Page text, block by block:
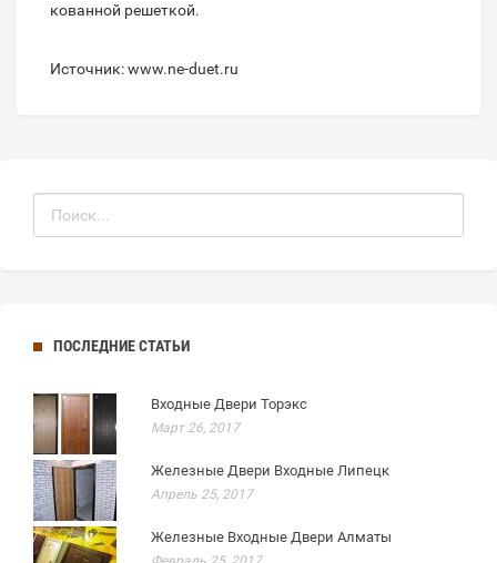
кованной решеткой.
Источник: www.ne-duet.ru
ПОСЛЕДНИЕ СТАТЬИ
Входные Двери Торэкс
Март 26, 2017
Железные Двери Входные Липецк
Апрель 25, 2017
Железные Входные Двери Алматы